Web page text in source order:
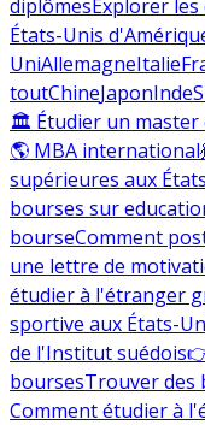
diplômesExplorer les
États-Unis
UniAllemagneItalie
toutChineJaponInde
🏛 Étudier un master
🌎 MBA international
supérieures aux
bourses sur
bourseComment
une lettre de
étudier à l'étranger
sportive aux États-
de l'Institut suédois
boursesTrouver des
Comment étudier à